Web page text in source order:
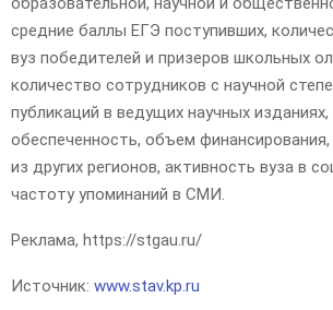
средние баллы ЕГЭ поступивших,
вуз победителей и призеров школьных
количество сотрудников с научной
публикаций в ведущих научных
обеспеченность, объем
из других регионов, активность вуза в
частоту упоминаний в СМИ.
Реклама, https://stgau.ru/
Источник: www.stav.kp.ru